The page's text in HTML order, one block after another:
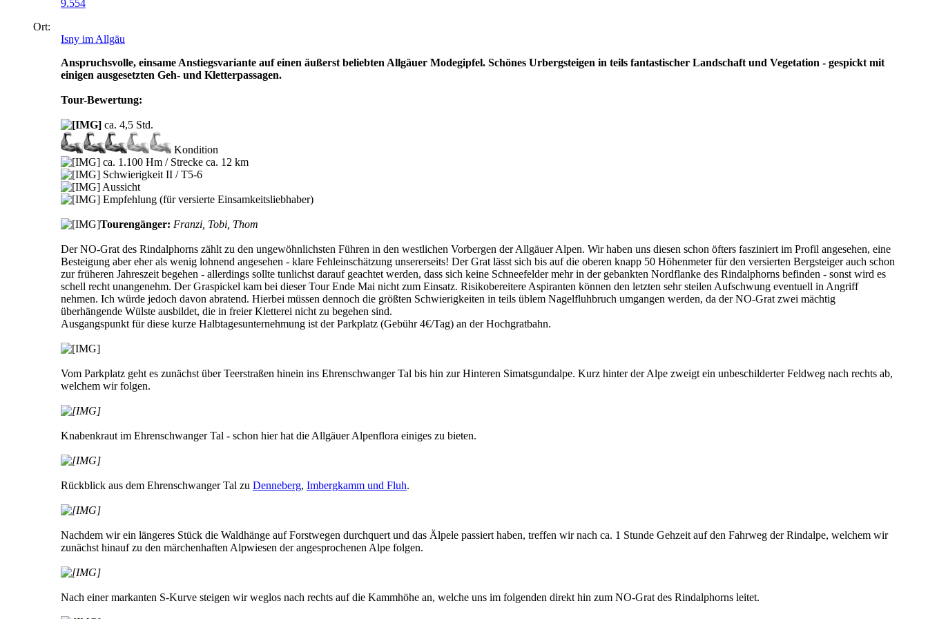
9.554
Ort:
Isny im Allgäu
Anspruchsvolle, einsame Anstiegsvariante auf einen äußerst beliebten Allgäuer Modegipfel. Schönes Urbergsteigen in teils fantastischer Landschaft und Vegetation - gespickt mit
einigen ausgesetzten Geh- und Kletterpassagen.
Tour-Bewertung:
ca. 4,5 Std.
Kondition
ca. 1.100 Hm / Strecke ca. 12 km
Schwierigkeit II / T5-6
Aussicht
Empfehlung (für versierte Einsamkeitsliebhaber)
Tourengänger: Franzi, Tobi, Thom
Der NO-Grat des Rindalphorns zählt zu den ungewöhnlichsten Führen in den westlichen Vorbergen der Allgäuer Alpen. Wir haben uns diesen schon öfters fasziniert im Profil angesehen, eine
Besteigung aber eher als wenig lohnend angesehen - klare Fehleinschätzung unsererseits! Der Grat lässt sich bis auf die oberen knapp 50 Höhenmeter für den versierten Bergsteiger auch schon
zur früheren Jahreszeit begehen - allerdings sollte tunlichst darauf geachtet werden, dass sich keine Schneefelder mehr in der gebankten Nordflanke des Rindalphorns befinden - sonst wird es
schell recht unangenehm. Der Graspickel kam bei dieser Tour Ende Mai nicht zum Einsatz. Risikobereitere Aspiranten können den letzten sehr steilen Aufschwung eventuell in Angriff
nehmen. Ich würde jedoch davon abratend. Hierbei müssen dennoch die größten Schwierigkeiten in teils üblem Nagelfluhbruch umgangen werden, da der NO-Grat zwei mächtig
überhängende Wülste ausbildet, die in freier Kletterei nicht zu begehen sind.
Ausgangspunkt für diese kurze Halbtagesunternehmung ist der Parkplatz (Gebühr 4€/Tag) an der Hochgratbahn.
Vom Parkplatz geht es zunächst über Teerstraßen hinein ins Ehrenschwanger Tal bis hin zur Hinteren Simatsgundalpe. Kurz hinter der Alpe zweigt ein unbeschilderter Feldweg nach rechts ab,
welchem wir folgen.
Knabenkraut im Ehrenschwanger Tal - schon hier hat die Allgäuer Alpenflora einiges zu bieten.
Rückblick aus dem Ehrenschwanger Tal zu Denneberg, Imbergkamm und Fluh.
Nachdem wir ein längeres Stück die Waldhänge auf Forstwegen durchquert und das Älpele passiert haben, treffen wir nach ca. 1 Stunde Gehzeit auf den Fahrweg der Rindalpe, welchem wir
zunächst hinauf zu den märchenhaften Alpwiesen der angesprochenen Alpe folgen.
Nach einer markanten S-Kurve steigen wir weglos nach rechts auf die Kammhöhe an, welche uns im folgenden direkt hin zum NO-Grat des Rindalphorns leitet.